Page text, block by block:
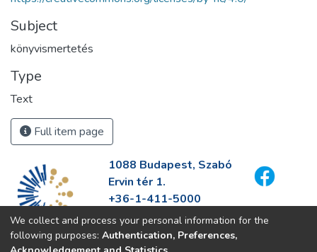
Subject
könyvismertetés
Type
Text
Full item page
1088 Budapest, Szabó
Ervin tér 1.
+36-1-411-5000
info@fszek.hu
https://fszek.hu
We collect and process your personal information for the
following purposes: Authentication, Preferences,